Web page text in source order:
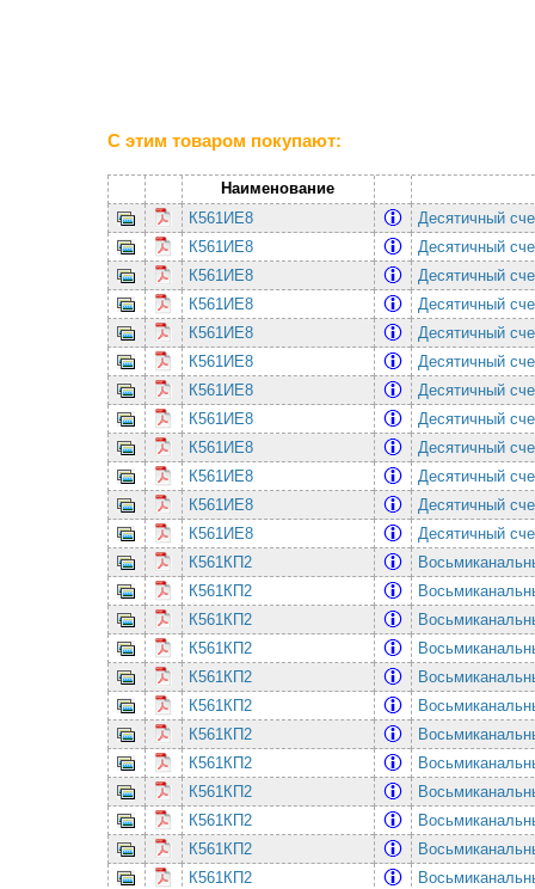
С этим товаром покупают:
Наименование
К561ИЕ8
Десятичный
К561ИЕ8
Десятичный
К561ИЕ8
Десятичный
К561ИЕ8
Десятичный
К561ИЕ8
Десятичный
К561ИЕ8
Десятичный
К561ИЕ8
Десятичный
К561ИЕ8
Десятичный
К561ИЕ8
Десятичный
К561ИЕ8
Десятичный
К561ИЕ8
Десятичный
К561ИЕ8
Десятичный
К561КП2
К561КП2
К561КП2
К561КП2
К561КП2
К561КП2
К561КП2
К561КП2
К561КП2
К561КП2
К561КП2
К561КП2